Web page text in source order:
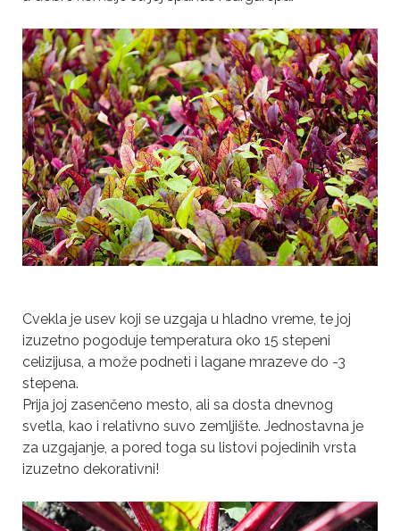
Cvekla je usev koji se uzgaja u hladno vreme, te joj
izuzetno pogoduje temperatura oko 15 stepeni
celizijusa, a može podneti i lagane mrazeve do -3
stepena.
Prija joj zasenčeno mesto, ali sa dosta dnevnog
svetla, kao i relativno suvo zemljište. Jednostavna je
za uzgajanje, a pored toga su listovi pojedinih vrsta
izuzetno dekorativni!